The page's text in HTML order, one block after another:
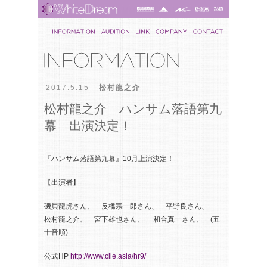
2017.5.15 松村龍之介
松村龍之介 ハンサム落語第九
幕 出演決定！
『ハンサム落語第九幕』10月上演決定！
【出演者】
磯貝龍虎さん、 反橋宗一郎さん、 平野良さん、
松村龍之介、 宮下雄也さん、 和合真一さん、 (五
十音順)
公式HP http://www.clie.asia/hr9/